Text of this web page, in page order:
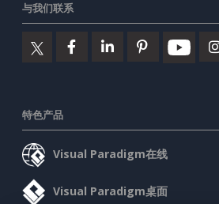
与我们联系
特色产品
Visual Paradigm在线
Visual Paradigm桌面